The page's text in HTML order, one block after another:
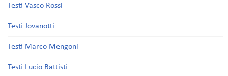
Testi Vasco Rossi
Testi Jovanotti
Testi Marco Mengoni
Testi Lucio Battisti